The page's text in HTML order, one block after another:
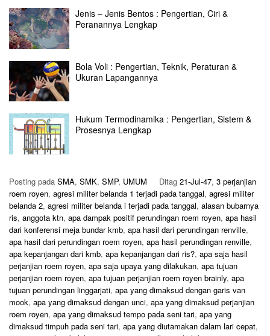
Jenis – Jenis Bentos : Pengertian, Ciri &
Peranannya Lengkap
Bola Voli : Pengertian, Teknik, Peraturan &
Ukuran Lapangannya
Hukum Termodinamika : Pengertian, Sistem &
Prosesnya Lengkap
Posting pada SMA, SMK, SMP, UMUM Ditag 21-Jul-47, 3 perjanjian
roem royen, agresi militer belanda 1 terjadi pada tanggal, agresi militer
belanda 2, agresi militer belanda i terjadi pada tanggal, alasan bubarnya
ris, anggota ktn, apa dampak positif perundingan roem royen, apa hasil
dari konferensi meja bundar kmb, apa hasil dari perundingan renville,
apa hasil dari perundingan roem royen, apa hasil perundingan renville,
apa kepanjangan dari kmb, apa kepanjangan dari ris?, apa saja hasil
perjanjian roem royen, apa saja upaya yang dilakukan, apa tujuan
perjanjian roem royen, apa tujuan perjanjian roem royen brainly, apa
tujuan perundingan linggarjati, apa yang dimaksud dengan garis van
mook, apa yang dimaksud dengan unci, apa yang dimaksud perjanjian
roem royen, apa yang dimaksud tempo pada seni tari, apa yang
dimaksud timpuh pada seni tari, apa yang diutamakan dalam lari cepat,